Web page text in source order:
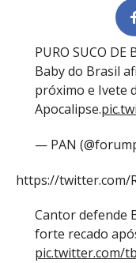
PURO SUCO
Baby do Brasil
próximo e Ivete
Apocalipse.
— PAN
https://twitter.com/
Cantor defende
forte recado
pic.twitter.com/